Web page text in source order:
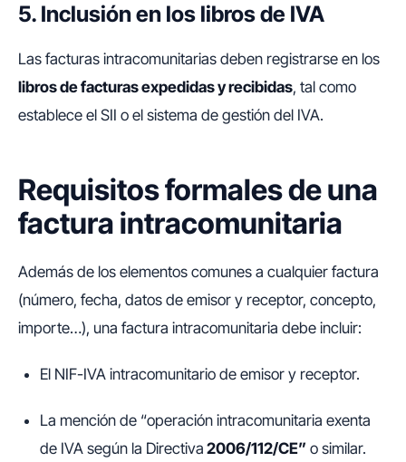
5. Inclusión en los libros de IVA
Las facturas intracomunitarias deben registrarse en los
libros de facturas expedidas y recibidas, tal como
establece el SII o el sistema de gestión del IVA.
Requisitos formales de una
factura intracomunitaria
Además de los elementos comunes a cualquier factura
(número, fecha, datos de emisor y receptor, concepto,
importe…), una factura intracomunitaria debe incluir:
El NIF-IVA intracomunitario de emisor y receptor.
La mención de “operación intracomunitaria exenta
de IVA según la Directiva 2006/112/CE” o similar.